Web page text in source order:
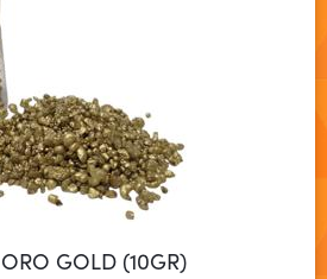
GOLD (10GR)